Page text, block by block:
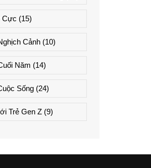
Cực (15)
Cảnh(10)
Năm (14)
Sống (24)
Trẻ Gen Z (9)